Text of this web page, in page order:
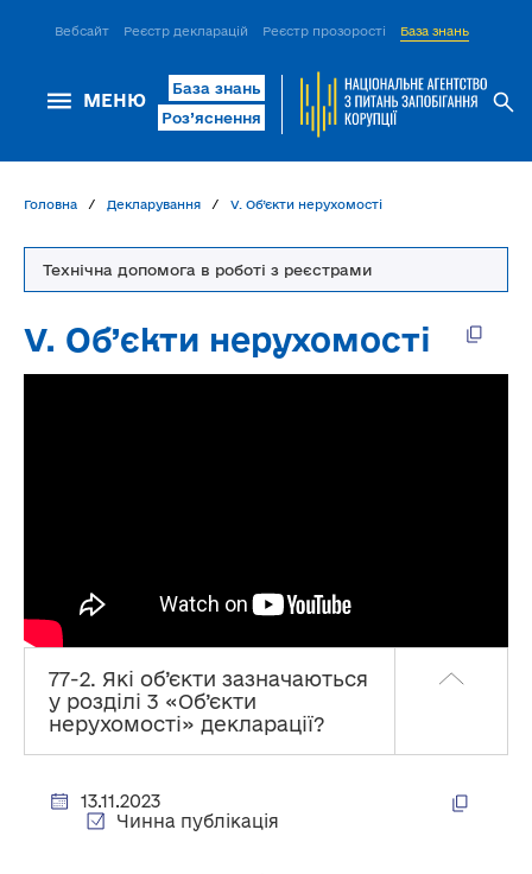
Вебсайт Реєстр декларацій Реєстр прозорості База знань
МЕНЮ
База знань
Роз’яснення
Головна Декларування V. Об’єкти нерухомості
Технічна допомога в роботі з реєстрами
V. Об’єкти нерухомості
77-2. Які об’єкти зазначаються
у розділі 3 «Об’єкти
нерухомості» декларації?
13.11.2023
Чинна публікація